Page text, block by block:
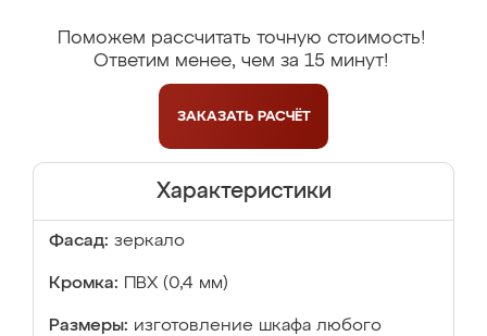
Поможем рассчитать точную стоимость!
Ответим менее, чем за 15 минут!
ЗАКАЗАТЬ РАСЧЁТ
Характеристики
Фасад: зеркало
Кромка: ПВХ (0,4 мм)
Размеры: изготовление шкафа любого